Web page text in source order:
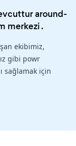
around-
merkezi.
ekibimiz,
gibi powr
sağlamak için